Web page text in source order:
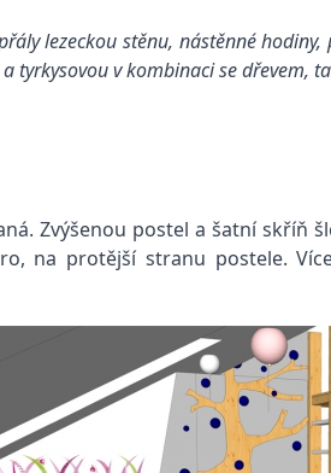
lezeckou stěnu, nástěnné
tyrkysovou v kombinaci se dřevem,
Zvýšenou postel a šatní
na protější stranu postele.